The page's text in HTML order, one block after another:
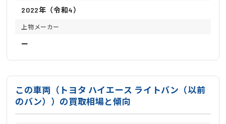
2022年（令和4）
上物メーカー
ー
この車両（トヨタ ハイエース ライトバン（以前
のバン））の買取相場と傾向